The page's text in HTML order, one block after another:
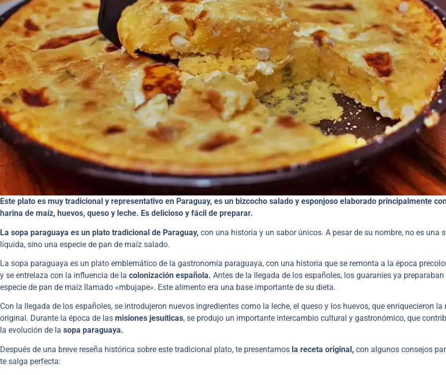
Este plato es muy tradicional y representativo en Paraguay, es un bizcocho salado y esponjoso elaborado principalmente
harina de maíz, huevos, queso y leche. Es delicioso y fácil de preparar.
La sopa paraguaya es un plato tradicional de Paraguay, con una historia y un sabor únicos. A pesar de su nombre, no es una
líquida, sino una especie de pan de maíz salado.
La sopa paraguaya es un plato emblemático de la gastronomía paraguaya, con una historia que se remonta a la época
y se entrelaza con la influencia de la colonización española. Antes de la llegada de los españoles, los guaraníes ya preparaban
especie de pan de maíz llamado «mbujape». Este alimento era una base importante de su dieta.
Con la llegada de los españoles, se introdujeron nuevos ingredientes como la leche, el queso y los huevos, que enriquecieron la
original. Durante la época de las misiones jesuíticas, se produjo un importante intercambio cultural y gastronómico, que
la evolución de la sopa paraguaya.
Después de una breve reseña histórica sobre este tradicional plato, te presentamos la receta original, con algunos consejos
te salga perfecta: